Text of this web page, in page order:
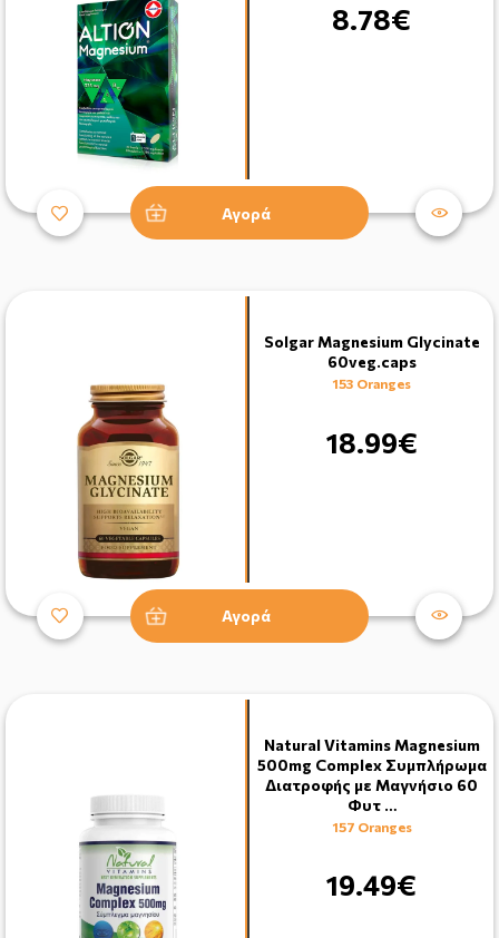
8.78€
Αγορά
Solgar Magnesium Glycinate
60veg.caps
153 Oranges
18.99€
Αγορά
Natural Vitamins Magnesium
500mg Complex Συμπλήρωμα
Διατροφής με Μαγνήσιο 60
Φυτ …
157 Oranges
19.49€